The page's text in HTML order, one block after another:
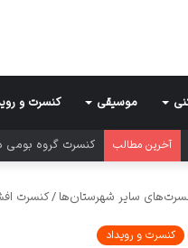
موسیقی کنسرت و
آخرین مطالب کنسرت گروه بومی
سایر شهرستان‌ها /کنسرت
کنسرت و رویداد